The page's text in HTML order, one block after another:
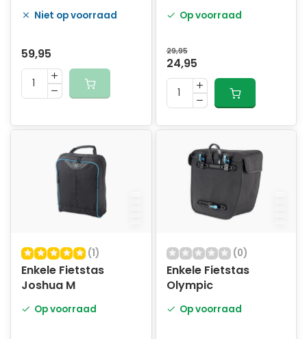
Niet op voorraad
59,95
Op voorraad
29,95
24,95
(1)
Enkele Fietstas
Joshua M
Op voorraad
(0)
Enkele Fietstas
Olympic
Op voorraad